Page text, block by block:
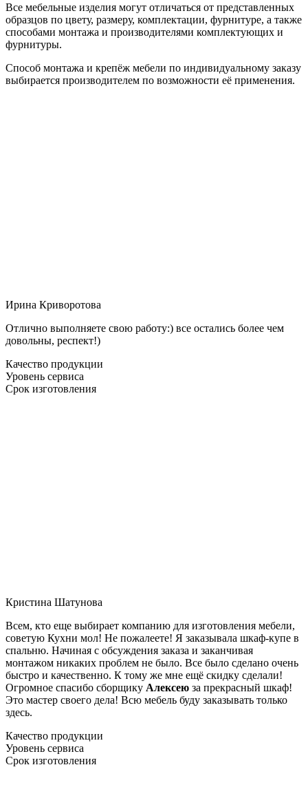
Все мебельные изделия могут отличаться от представленных
образцов по цвету, размеру, комплектации, фурнитуре, а также
способами монтажа и производителями комплектующих и
фурнитуры.
Способ монтажа и крепёж мебели по индивидуальному заказу
выбирается производителем по возможности её применения.
Ирина Криворотова
Отлично выполняете свою работу:) все остались более чем
довольны, респект!)
Качество продукции
Уровень сервиса
Срок изготовления
Кристина Шатунова
Всем, кто еще выбирает компанию для изготовления мебели,
советую Кухни мол! Не пожалеете! Я заказывала шкаф-купе в
спальню. Начиная с обсуждения заказа и заканчивая
монтажом никаких проблем не было. Все было сделано очень
быстро и качественно. К тому же мне ещё скидку сделали!
Огромное спасибо сборщику Алексею за прекрасный шкаф!
Это мастер своего дела! Всю мебель буду заказывать только
здесь.
Качество продукции
Уровень сервиса
Срок изготовления